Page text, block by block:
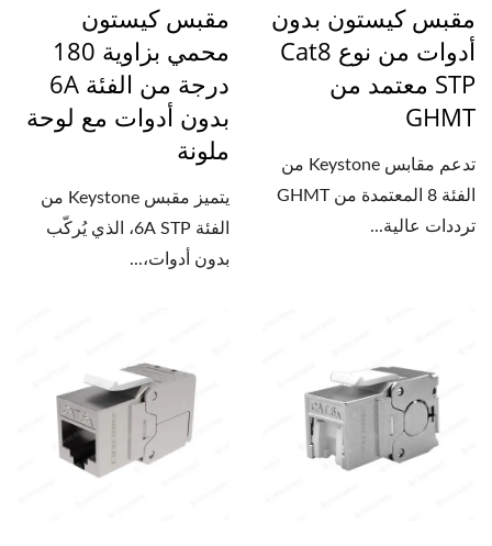
مقبس كيستون بدون
أدوات من نوع Cat8
STP معتمد من
GHMT
تدعم مقابس Keystone من
الفئة 8 المعتمدة من GHMT
ترددات عالية...
مقبس كيستون
محمي بزاوية 180
درجة من الفئة 6A
بدون أدوات مع لوحة
ملونة
يتميز مقبس Keystone من
الفئة 6A STP، الذي يُركّب
بدون أدوات،...